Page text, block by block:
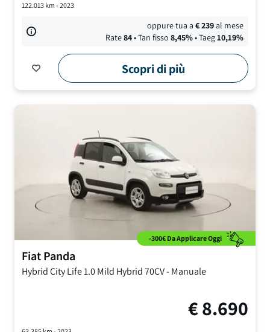
122.013km - 2023
oppure tua a€239al mese
Rate84• Tan fisso 8,45%• Taeg10,19%
Scopri di più
-300€ Da Applicare Oggi
FiatPanda
Hybrid City Life1.0 Mild Hybrid 70CV-Manuale
€8.690